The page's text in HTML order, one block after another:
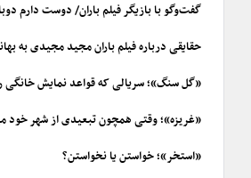
گفت‌وگو با بازیگر فیلم باران/ دوست دارم
حقایقی درباره فیلم باران مجید مجیدی به
«گل سنگ»؛ سریالی که قواعد نمایش خانگی
«غریزه»؛ وقتی همچون تبعیدی از شهر خود
«استخر»؛ خواستن یا نخواستن؟